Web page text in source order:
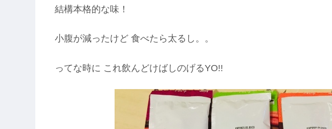
結構本格的な味！
小腹が減ったけど 食べたら太るし。。
ってな時に これ飲んどけばしのげるYO!!